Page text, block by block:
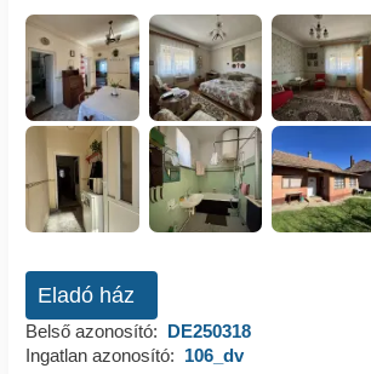
Eladó ház
Belső azonosító: DE250318
Ingatlan azonosító: 106_dv